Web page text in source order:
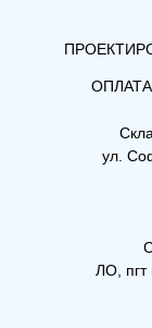
ул.
ЛО, пгт